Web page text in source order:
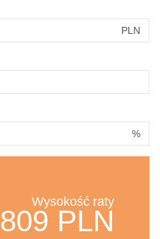
PLN
%
Wysokość raty
809 PLN